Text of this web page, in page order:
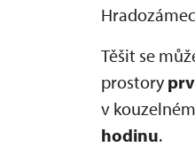
Těšit se
prostory
v
hodinu.